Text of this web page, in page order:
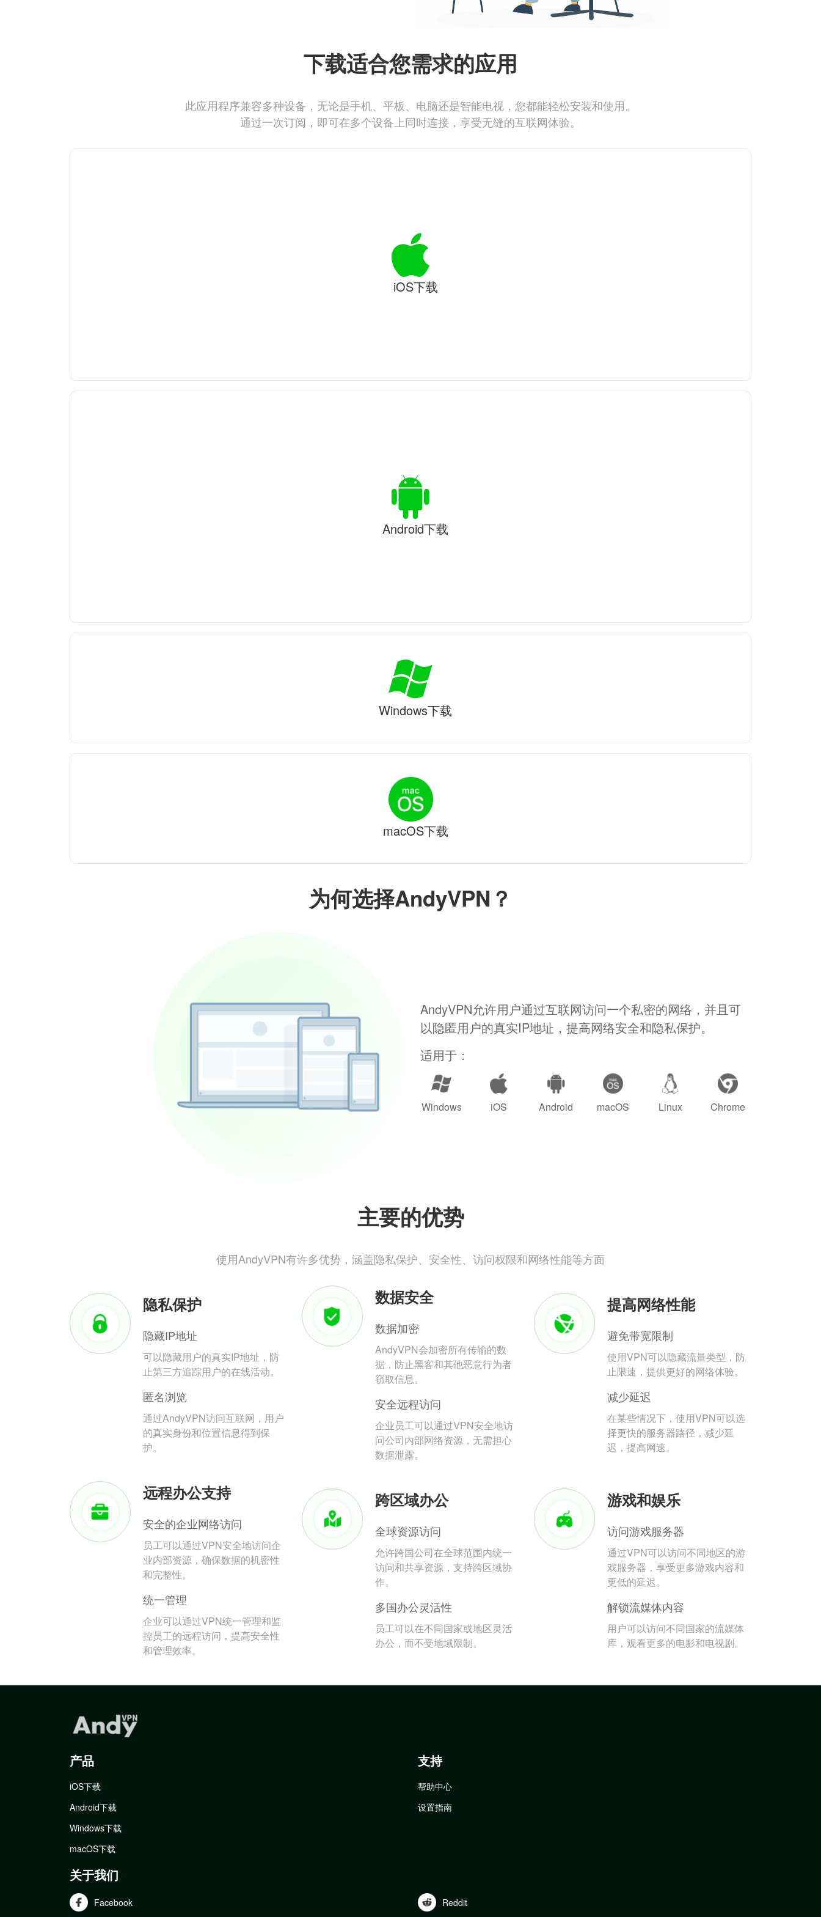
为何选择AndyVPN？
AndyVPN允许用户通过互联网访问一个私密的网络，并且可
以隐匿用户的真实IP地址，提高网络安全和隐私保护。
适用于：
Windows iOS Android macOS Linux Chrome
主要的优势
使用AndyVPN有许多优势，涵盖隐私保护、安全性、访问权限和网络性能等方面
隐私保护
隐藏IP地址
可以隐藏用户的真实IP地址，防
止第三方追踪用户的在线活动。
匿名浏览
通过AndyVPN访问互联网，用户
的真实身份和位置信息得到保
护。
数据安全
数据加密
AndyVPN会加密所有传输的数
据，防止黑客和其他恶意行为者
窃取信息。
安全远程访问
企业员工可以通过VPN安全地访
问公司内部网络资源，无需担心
数据泄露。
提高网络性能
避免带宽限制
使用VPN可以隐藏流量类型，防
止限速，提供更好的网络体验。
减少延迟
在某些情况下，使用VPN可以选
择更快的服务器路径，减少延
迟，提高网速。
远程办公支持
安全的企业网络访问
员工可以通过VPN安全地访问企
业内部资源，确保数据的机密性
和完整性。
统一管理
企业可以通过VPN统一管理和监
控员工的远程访问，提高安全性
和管理效率。
跨区域办公
全球资源访问
允许跨国公司在全球范围内统一
访问和共享资源，支持跨区域协
作。
多国办公灵活性
员工可以在不同国家或地区灵活
办公，而不受地域限制。
游戏和娱乐
访问游戏服务器
通过VPN可以访问不同地区的游
戏服务器，享受更多游戏内容和
更低的延迟。
解锁流媒体内容
用户可以访问不同国家的流媒体
库，观看更多的电影和电视剧。
下载适合您需求的应用
此应用程序兼容多种设备，无论是手机、平板、电脑还是智能电视，您都能轻松安装和使用。
通过一次订阅，即可在多个设备上同时连接，享受无缝的互联网体验。
iOS下载
Android下载
Windows下载
macOS下载
产品
iOS下载
Android下载
Windows下载
macOS下载
支持
帮助中心
设置指南
关于我们
Facebook Reddit